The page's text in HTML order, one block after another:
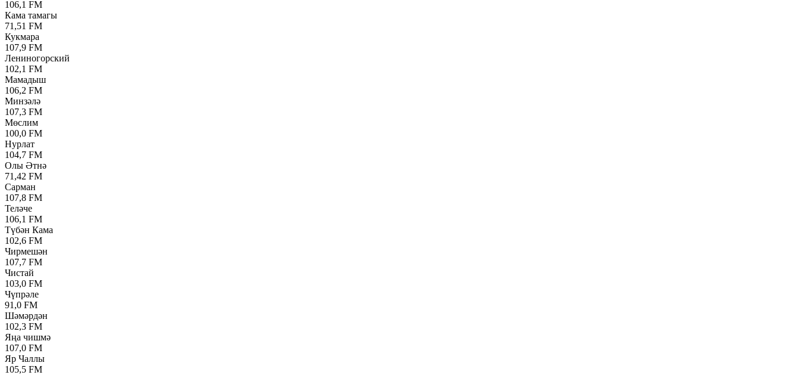
106,1 FM
Кама тамагы
71,51 FM
Кукмара
107,9 FM
Лениногорский
102,1 FM
Мамадыш
106,2 FM
Минзәлә
107,3 FM
Мөслим
100,0 FM
Нурлат
104,7 FM
Олы Әтнә
71,42 FM
Сарман
107,8 FM
Теләче
106,1 FM
Түбән Кама
102,6 FM
Чирмешән
107,7 FM
Чистай
103,0 FM
Чүпрәле
91,0 FM
Шәмәрдән
102,3 FM
Яңа чишмә
107,0 FM
Яр Чаллы
105,5 FM